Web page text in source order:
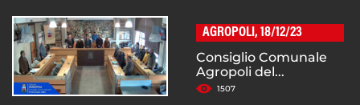
AGROPOLI, 18/12/23
Consiglio Comunale
Agropoli del...
1507